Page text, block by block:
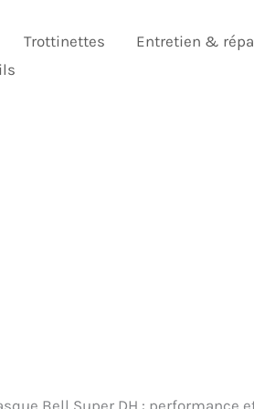
Trottinettes Entretien &
Bell Super DH : performance